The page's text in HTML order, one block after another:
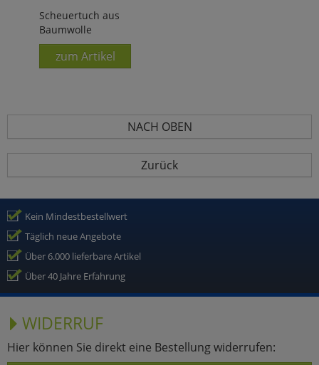
Scheuertuch aus
Baumwolle
zum Artikel
NACH OBEN
Zurück
Kein Mindestbestellwert
Täglich neue Angebote
Über 6.000 lieferbare Artikel
Über 40 Jahre Erfahrung
WIDERRUF
Hier können Sie direkt eine Bestellung widerrufen: